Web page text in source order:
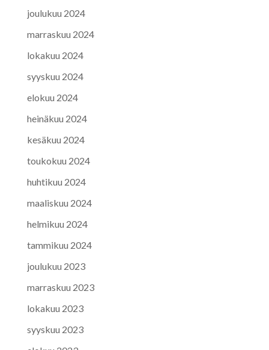
joulukuu 2024
marraskuu 2024
lokakuu 2024
syyskuu 2024
elokuu 2024
heinäkuu 2024
kesäkuu 2024
toukokuu 2024
huhtikuu 2024
maaliskuu 2024
helmikuu 2024
tammikuu 2024
joulukuu 2023
marraskuu 2023
lokakuu 2023
syyskuu 2023